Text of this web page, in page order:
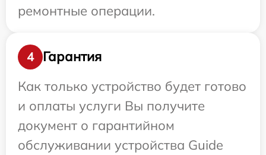
ремонтные операции.
4
Гарантия
Как только устройство будет готово
и оплаты услуги Вы получите
документ о гарантийном
обслуживании устройства Guide